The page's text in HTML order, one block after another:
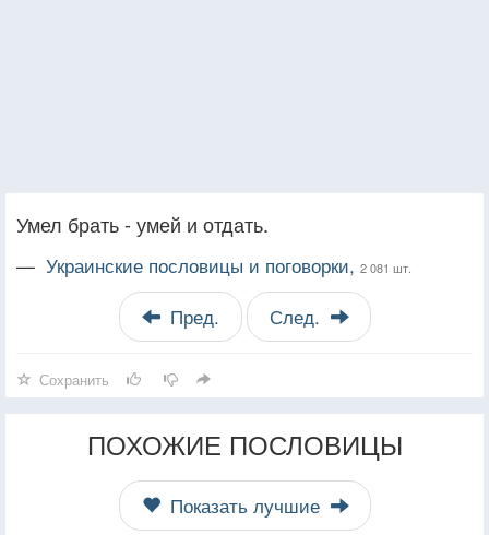
Умел брать - умей и отдать.
— Украинские пословицы и поговорки, 2 081 шт.
Пред. След.
Сохранить
ПОХОЖИЕ ПОСЛОВИЦЫ
Показать лучшие